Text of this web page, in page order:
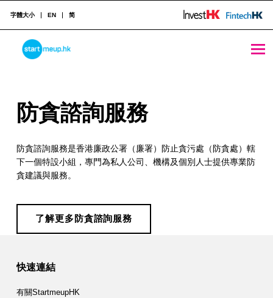
STARTMEUPHK
STARTMEUPHK FESTIVAL IS THE LEADING STARTUP AND INNOVATION CONFERENCE EVENT IN HONG KONG
字體大小 EN 简
防
諮
詢
服
務
防貪諮詢服務
防貪諮詢服務是香港廉政公署（廉署）防止貪污處（防貪處）轄
下一個特設小組，專門為私人公司、機構及個別人士提供專業防
貪建議與服務。
了解更多防貪諮詢服務
Skip back to main navigation
快速連結
有關StartmeupHK